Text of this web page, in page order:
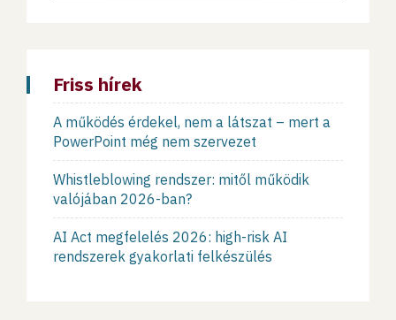
Friss hírek
A működés érdekel, nem a látszat – mert a
PowerPoint még nem szervezet
Whistleblowing rendszer: mitől működik
valójában 2026-ban?
AI Act megfelelés 2026: high-risk AI
rendszerek gyakorlati felkészülés